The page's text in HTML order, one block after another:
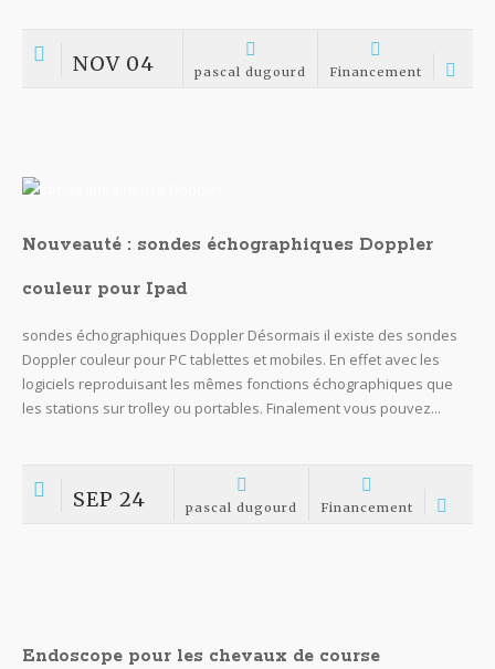
NOV 04 pascal dugourd Financement
Nouveauté : sondes échographiques Doppler
couleur pour Ipad
sondes échographiques Doppler Désormais il existe des sondes
Doppler couleur pour PC tablettes et mobiles. En effet avec les
logiciels reproduisant les mêmes fonctions échographiques que
les stations sur trolley ou portables. Finalement vous pouvez...
SEP 24 pascal dugourd Financement
Endoscope pour les chevaux de course